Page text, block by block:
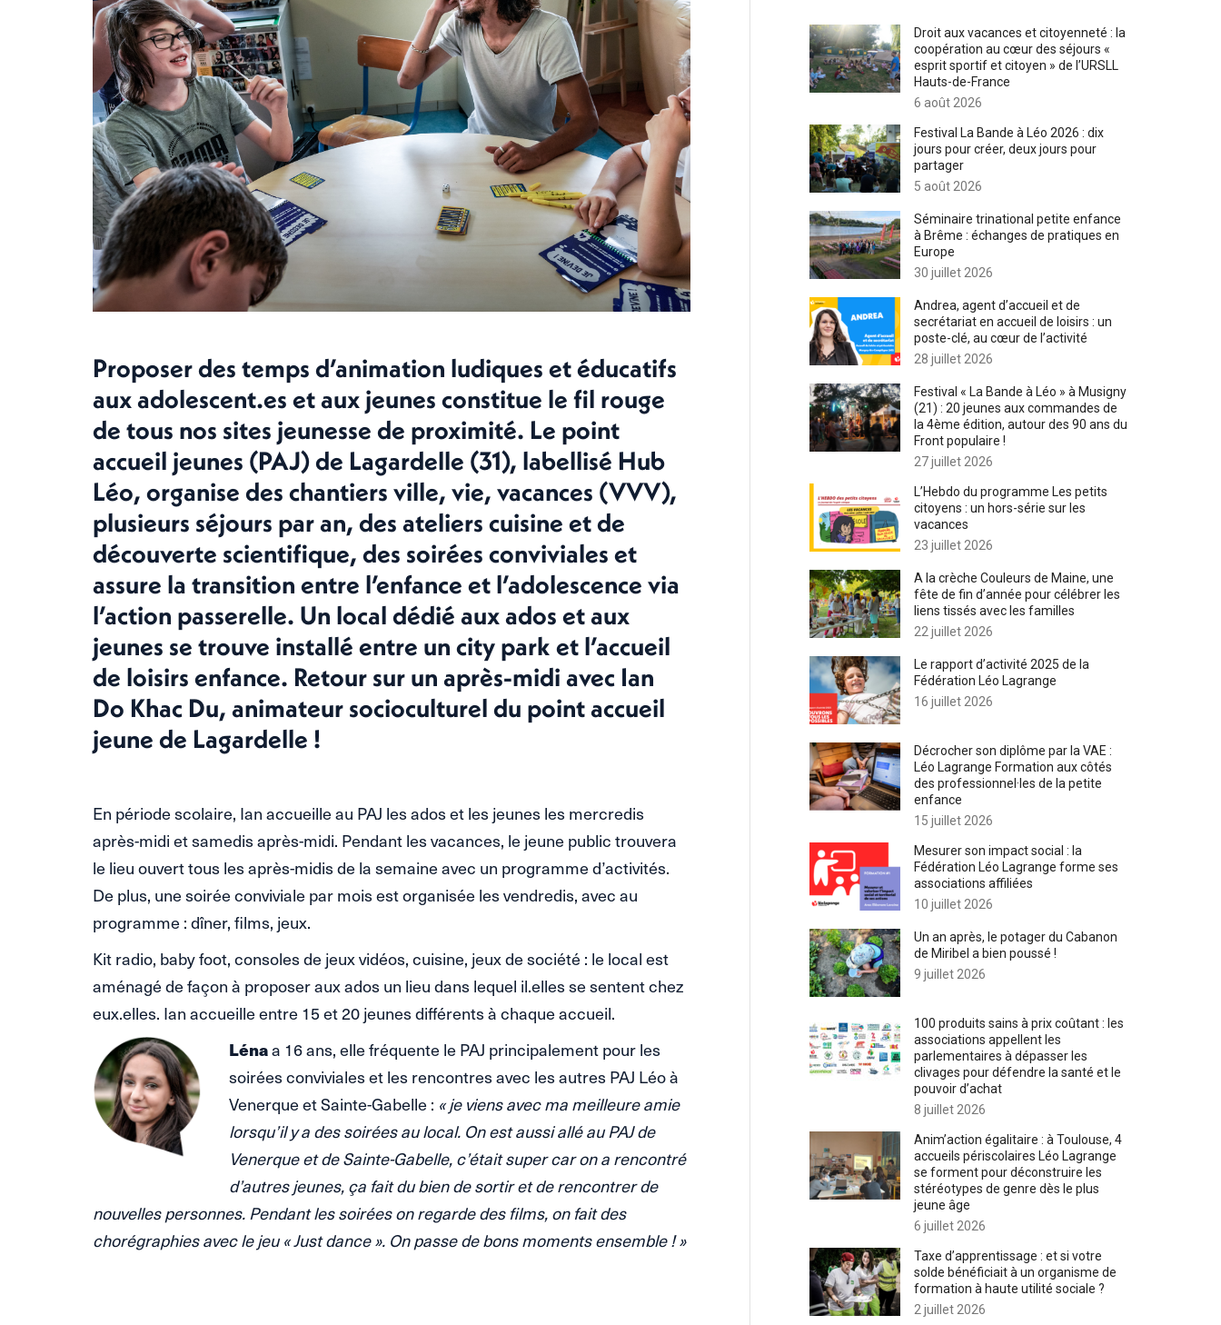
Proposer des temps d’animation ludiques et éducatifs
aux adolescent.es et aux jeunes constitue le fil rouge
de tous nos sites jeunesse de proximité. Le point
accueil jeunes (PAJ) de Lagardelle (31), labellisé Hub
Léo, organise des chantiers ville, vie, vacances (VVV),
plusieurs séjours par an, des ateliers cuisine et de
découverte scientifique, des soirées conviviales et
assure la transition entre l’enfance et l’adolescence via
l’action passerelle. Un local dédié aux ados et aux
jeunes se trouve installé entre un city park et l’accueil
de loisirs enfance. Retour sur un après-midi avec Ian
Do Khac Du, animateur socioculturel du point accueil
jeune de Lagardelle !
En période scolaire, Ian accueille au PAJ les ados et les jeunes les mercredis
après-midi et samedis après-midi. Pendant les vacances, le jeune public trouvera
le lieu ouvert tous les après-midis de la semaine avec un programme d’activités.
De plus, une soirée conviviale par mois est organisée les vendredis, avec au
programme : dîner, films, jeux.
Kit radio, baby foot, consoles de jeux vidéos, cuisine, jeux de société : le local est
aménagé de façon à proposer aux ados un lieu dans lequel il.elles se sentent chez
eux.elles. Ian accueille entre 15 et 20 jeunes différents à chaque accueil.
Lénaa 16 ans, elle fréquente le PAJ principalement pour les
soirées conviviales et les rencontres avec les autres PAJ Léo à
Venerque et Sainte-Gabelle : « je viens avec ma meilleure amie
lorsqu’il y a des soirées au local. On est aussi allé au PAJ de
Venerque et de Sainte-Gabelle, c’était super car on a rencontré
d’autres jeunes, ça fait du bien de sortir et de rencontrer de
nouvelles personnes. Pendant les soirées on regarde des films, on fait des
chorégraphies avec le jeu « Just dance ». On passe de bons moments ensemble ! »
Droit aux vacances et citoyenneté : la
coopération au cœur des séjours «
esprit sportif et citoyen » de l’URSLL
Hauts-de-France
6 août 2026
Festival La Bande à Léo 2026 : dix
jours pour créer, deux jours pour
partager
5 août 2026
Séminaire trinational petite enfance
à Brême : échanges de pratiques en
Europe
30 juillet 2026
Andrea, agent d’accueil et de
secrétariat en accueil de loisirs : un
poste-clé, au cœur de l’activité
28 juillet 2026
Festival « La Bande à Léo » à Musigny
(21) : 20 jeunes aux commandes de
la 4ème édition, autour des 90 ans du
Front populaire !
27 juillet 2026
L’Hebdo du programme Les petits
citoyens : un hors-série sur les
vacances
23 juillet 2026
A la crèche Couleurs de Maine, une
fête de fin d’année pour célébrer les
liens tissés avec les familles
22 juillet 2026
Le rapport d’activité 2025 de la
Fédération Léo Lagrange
16 juillet 2026
Décrocher son diplôme par la VAE :
Léo Lagrange Formation aux côtés
des professionnel·les de la petite
enfance
15 juillet 2026
Mesurer son impact social : la
Fédération Léo Lagrange forme ses
associations affiliées
10 juillet 2026
Un an après, le potager du Cabanon
de Miribel a bien poussé !
9 juillet 2026
100 produits sains à prix coûtant : les
associations appellent les
parlementaires à dépasser les
clivages pour défendre la santé et le
pouvoir d’achat
8 juillet 2026
Anim’action égalitaire : à Toulouse, 4
accueils périscolaires Léo Lagrange
se forment pour déconstruire les
stéréotypes de genre dès le plus
jeune âge
6 juillet 2026
Taxe d’apprentissage : et si votre
solde bénéficiait à un organisme de
formation à haute utilité sociale ?
2 juillet 2026